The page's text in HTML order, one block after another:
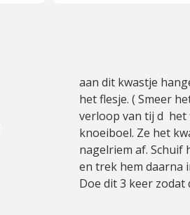
aan dit kwastje
het flesje. ( Smeer
verloop van tij d het
knoeiboel. Ze het
nagelriem af. Schuif
en trek hem daarna
Doe dit 3 keer zodat